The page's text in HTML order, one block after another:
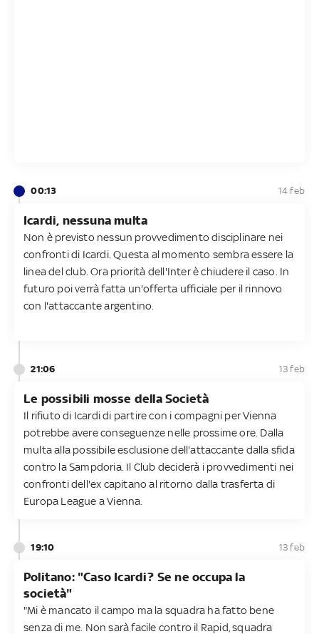
00:13 14 feb
Icardi, nessuna multa
Non è previsto nessun provvedimento disciplinare nei
confronti di Icardi. Questa al momento sembra essere la
linea del club. Ora priorità dell'Inter è chiudere il caso. In
futuro poi verrà fatta un'offerta ufficiale per il rinnovo
con l'attaccante argentino.
21:06 13 feb
Le possibili mosse della Società
Il rifiuto di Icardi di partire con i compagni per Vienna
potrebbe avere conseguenze nelle prossime ore. Dalla
multa alla possibile esclusione dell'attaccante dalla sfida
contro la Sampdoria. Il Club deciderà i provvedimenti nei
confronti dell'ex capitano al ritorno dalla trasferta di
Europa League a Vienna.
19:10 13 feb
Politano: "Caso Icardi? Se ne occupa la
società"
"Mi è mancato il campo ma la squadra ha fatto bene
senza di me. Non sarà facile contro il Rapid, squadra